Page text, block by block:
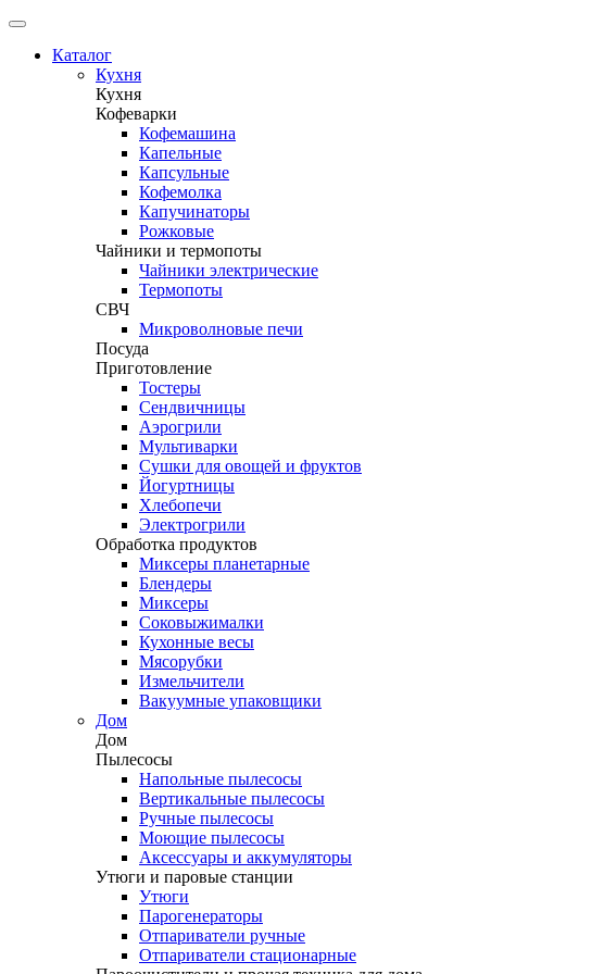
Каталог
Кухня
Кухня
Кофеварки
Кофемашина
Капельные
Капсульные
Кофемолка
Капучинаторы
Рожковые
Чайники и термопоты
Чайники электрические
Термопоты
СВЧ
Микроволновые печи
Посуда
Приготовление
Тостеры
Сендвичницы
Аэрогрили
Мультиварки
Сушки для овощей и фруктов
Йогуртницы
Хлебопечи
Электрогрили
Обработка продуктов
Миксеры планетарные
Блендеры
Миксеры
Соковыжималки
Кухонные весы
Мясорубки
Измельчители
Вакуумные упаковщики
Дом
Дом
Пылесосы
Напольные пылесосы
Вертикальные пылесосы
Ручные пылесосы
Моющие пылесосы
Аксессуары и аккумуляторы
Утюги и паровые станции
Утюги
Парогенераторы
Отпариватели ручные
Отпариватели стационарные